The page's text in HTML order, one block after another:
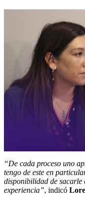
“De cada proceso uno
tengo de este en
disponibilidad de sacarle
experiencia”, indicó